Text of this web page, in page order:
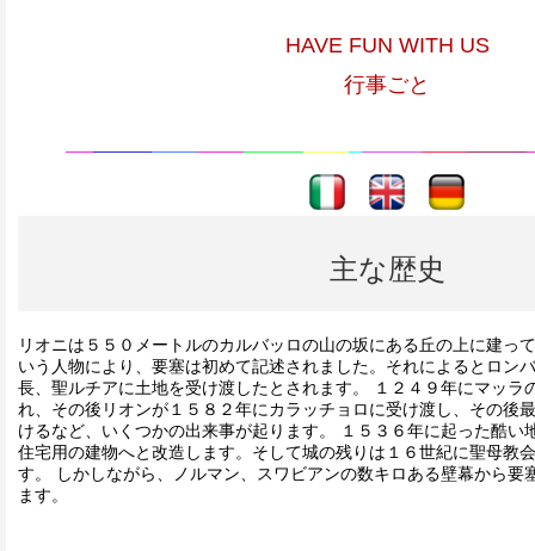
HAVE FUN WITH US
行事ごと
主な歴史
リオニは５５０メートルのカルバッロの山の坂にある丘の上に建っ
いう人物により、要塞は初めて記述されました。それによるとロ
長、聖ルチアに土地を受け渡したとされます。 １２４９年にマッラ
れ、その後リオンが１５８２年にカラッチョロに受け渡し、その後
けるなど、いくつかの出来事が起ります。 １５３６年に起った酷い
住宅用の建物へと改造します。そして城の残りは１６世紀に聖母教
す。 しかしながら、ノルマン、スワビアンの数キロある壁幕から要
ます。